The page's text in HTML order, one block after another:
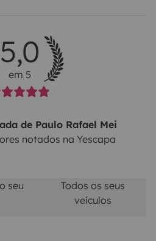
5,0
em 5
de Paulo Rafael Mei
notados na Yescapa
seu
Todos os seus
veículos